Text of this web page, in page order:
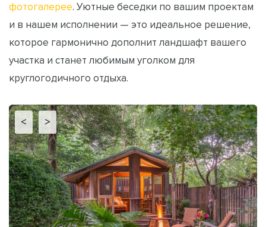
фотогалерее. Уютные беседки по вашим проектам
и в нашем исполнении — это идеальное решение,
которое гармонично дополнит ландшафт вашего
участка и станет любимым уголком для
круглогодичного отдыха.
< >